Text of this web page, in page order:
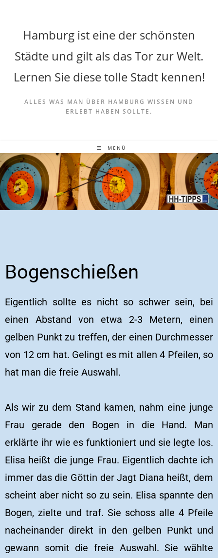
Hamburg ist eine der schönsten
Städte und gilt als das Tor zur Welt.
Lernen Sie diese tolle Stadt kennen!
ALLES WAS MAN ÜBER HAMBURG WISSEN UND
ERLEBT HABEN SOLLTE.
MENÜ
Bogenschießen
Eigentlich sollte es nicht so schwer sein, bei
einen Abstand von etwa 2-3 Metern, einen
gelben Punkt zu treffen, der einen Durchmesser
von 12 cm hat. Gelingt es mit allen 4 Pfeilen, so
hat man die freie Auswahl.
Als wir zu dem Stand kamen, nahm eine junge
Frau gerade den Bogen in die Hand. Man
erklärte ihr wie es funktioniert und sie legte los.
Elisa heißt die junge Frau. Eigentlich dachte ich
immer das die Göttin der Jagt Diana heißt, dem
scheint aber nicht so zu sein. Elisa spannte den
Bogen, zielte und traf. Sie schoss alle 4 Pfeile
nacheinander direkt in den gelben Punkt und
gewann somit die freie Auswahl. Sie wählte